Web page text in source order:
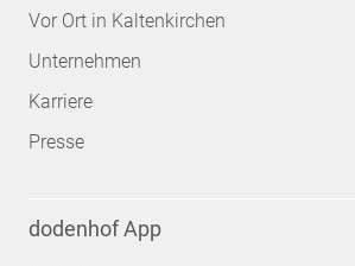
Vor Ort in Kaltenkirchen
Unternehmen
Karriere
Presse
dodenhof App